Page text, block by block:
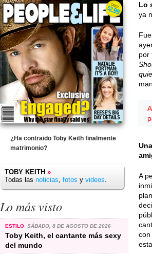
¿Ha contraido Toby Keith finalmente
matrimonio?
TOBY KEITH »
Todas las noticias, fotos y videos.
Lo más visto
ESTILO SÁBADO, 8 DE AGOSTO DE 2026
Toby Keith, el cantante más sexy
del mundo
Lo
ya
por
A
con